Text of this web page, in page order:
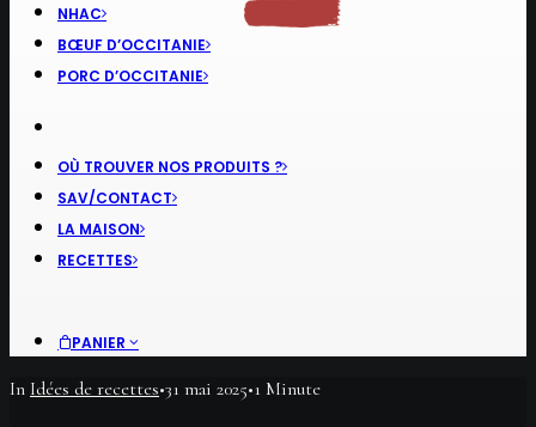
NHAC
BŒUF D’OCCITANIE
PORC D’OCCITANIE
OÙ TROUVER NOS PRODUITS ?
SAV/CONTACT
LA MAISON
RECETTES
PANIER
In Idées de recettes•31 mai 2025•1 Minute